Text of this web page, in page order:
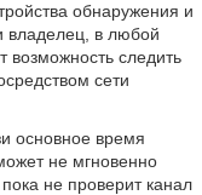
обнаружения и
владелец, в любой
следить
сети
основное время
не мгновенно
не проверит канал